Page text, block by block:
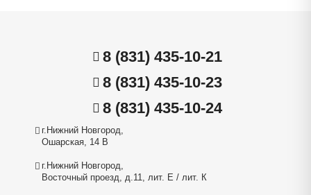
8 (831) 435-10-21
8 (831) 435-10-23
8 (831) 435-10-24
г.Нижний Новгород,
Ошарская, 14 В
г.Нижний Новгород,
Восточный проезд, д.11, лит. Е / лит. К